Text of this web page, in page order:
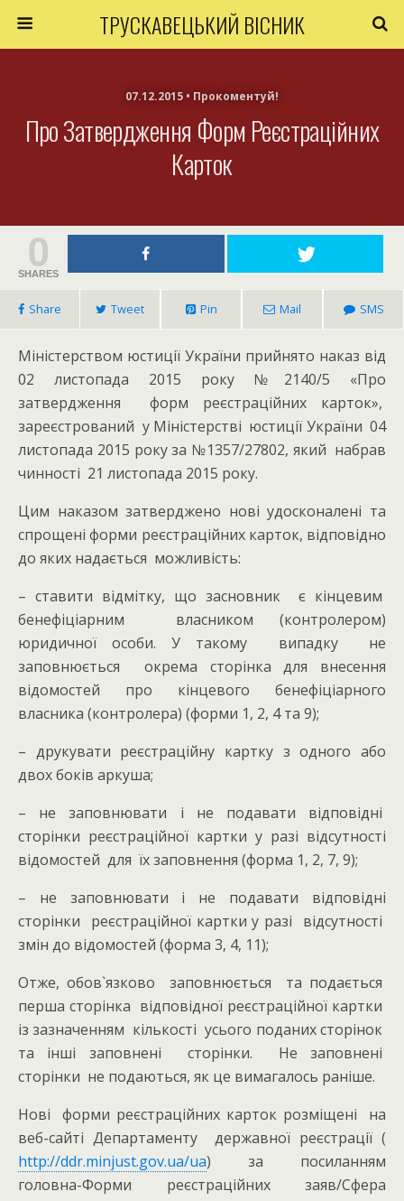
ТРУСКАВЕЦЬКИЙ ВІСНИК
07.12.2015 • Прокоментуй!
Про Затвердження Форм Реєстраційних
Карток
0
SHARES
Share Tweet Pin Mail SMS
Міністерством юстиції України прийнято наказ від
02 листопада 2015 року №2140/5 «Про
затвердження форм реєстраційних карток»,
зареєстрований у Міністерстві юстиції України 04
листопада 2015 року за №1357/27802, який набрав
чинності 21 листопада 2015 року.
Цим наказом затверджено нові удосконалені та
спрощені форми реєстраційних карток, відповідно
до яких надається можливість:
– ставити відмітку, що засновник є кінцевим
бенефіціарним власником (контролером)
юридичної особи. У такому випадку не
заповнюється окрема сторінка для внесення
відомостей про кінцевого бенефіціарного
власника (контролера) (форми 1, 2, 4 та 9);
– друкувати реєстраційну картку з одного або
двох боків аркуша;
– не заповнювати і не подавати відповідні
сторінки реєстраційної картки у разі відсутності
відомостей для їх заповнення (форма 1, 2, 7, 9);
– не заповнювати і не подавати відповідні
сторінки реєстраційної картки у разі відсутності
змін до відомостей (форма 3, 4, 11);
Отже, обов`язково заповнюється та подається
перша сторінка відповідної реєстраційної картки
із зазначенням кількості усього поданих сторінок
та інші заповнені сторінки. Не заповнені
сторінки не подаються, як це вимагалось раніше.
Нові форми реєстраційних карток розміщені на
веб-сайті Департаменту державної реєстрації (
http://ddr.minjust.gov.ua/ua) за посиланням
головна-Форми реєстраційних заяв/Сфера